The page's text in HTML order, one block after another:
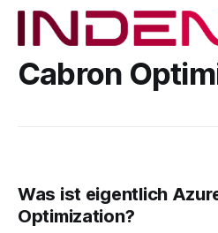
Cabron
Was ist eigentlich
Optimization?